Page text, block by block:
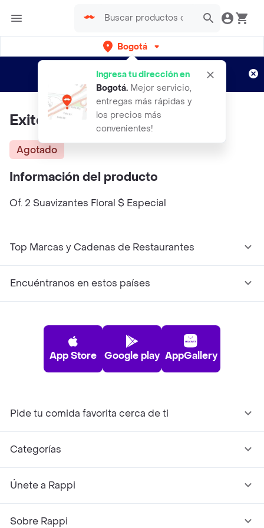
Bogotá
Ingresa tu dirección en
Bogotá. Mejor servicio,
entregas más rápidas y
los precios más
convenientes!
envíos gratis por semanas
Aplican TyC
Exito Suavizante A11059
Agotado
Información del producto
Of. 2 Suavizantes Floral $ Especial
Top Marcas y Cadenas de Restaurantes
Encuéntranos en estos países
App Store Google play AppGallery
Pide tu comida favorita cerca de ti
Categorías
Únete a Rappi
Sobre Rappi